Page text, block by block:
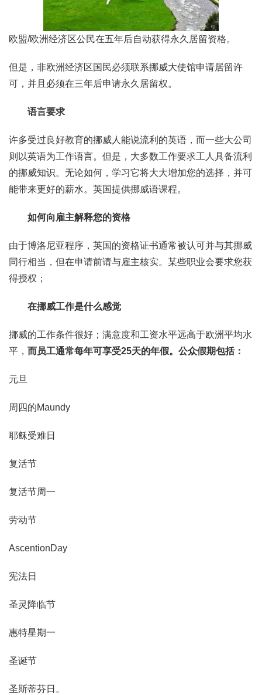
欧盟/欧洲经济区公民在五年后自动获得永久居留资格。
但是，非欧洲经济区国民必须联系挪威大使馆申请居留许
可，并且必须在三年后申请永久居留权。
语言要求
许多受过良好教育的挪威人能说流利的英语，而一些大公司
则以英语为工作语言。但是，大多数工作要求工人具备流利
的挪威知识。无论如何，学习它将大大增加您的选择，并可
能带来更好的薪水。英国提供挪威语课程。
如何向雇主解释您的资格
由于博洛尼亚程序，英国的资格证书通常被认可并与其挪威
同行相当，但在申请前请与雇主核实。某些职业会要求您获
得授权；
在挪威工作是什么感觉
挪威的工作条件很好；满意度和工资水平远高于欧洲平均水
平， 而员工通常每年可享受25天的年假。 公众假期包括：
元旦
周四的Maundy
耶稣受难日
复活节
复活节周一
劳动节
AscentionDay
宪法日
圣灵降临节
惠特星期一
圣诞节
圣斯蒂芬日。